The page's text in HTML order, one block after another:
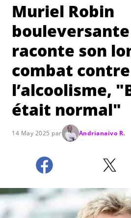
Muriel Robin
raconte son
combat contre
l’alcoolisme,
était normal"
14 May 2025 par Andrianaivo R.